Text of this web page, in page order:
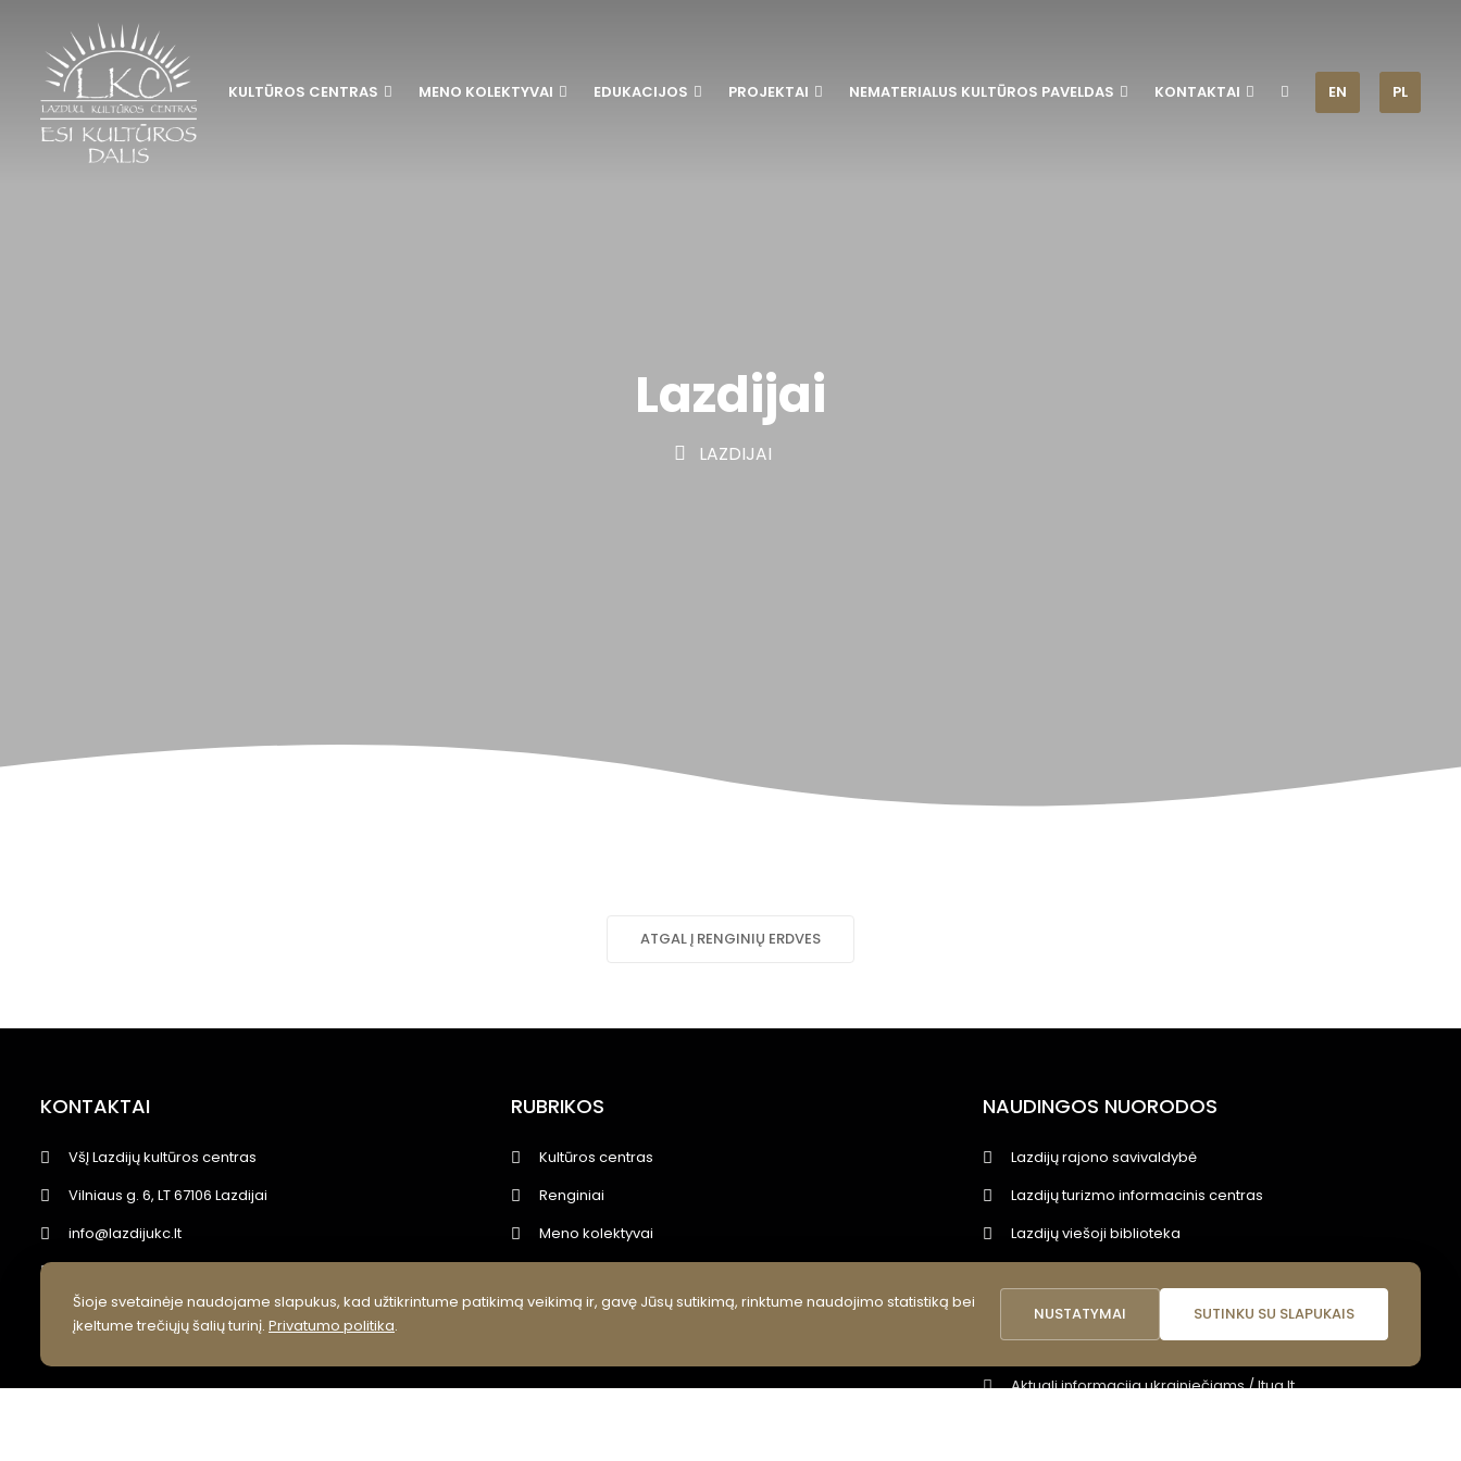
KULTŪROS CENTRAS MENO KOLEKTYVAI EDUKACIJOS PROJEKTAI NEMATERIALUS KULTŪROS PAVELDAS KONTAKTAI EN PL
Lazdijai
LAZDIJAI
ATGAL Į RENGINIŲ ERDVES
KONTAKTAI
VšĮ Lazdijų kultūros centras
Vilniaus g. 6, LT 67106 Lazdijai
info@lazdijukc.lt
Facebook
RUBRIKOS
Kultūros centras
Renginiai
Meno kolektyvai
Projektai
NAUDINGOS NUORODOS
Lazdijų rajono savivaldybė
Lazdijų turizmo informacinis centras
Lazdijų viešoji biblioteka
LR Kultūros ministerija
Aktuali informacija ukrainiečiams / ltua.lt
Šioje svetainėje naudojame slapukus, kad užtikrintume patikimą veikimą ir, gavę Jūsų sutikimą, rinktume naudojimo statistiką bei
įkeltume trečiųjų šalių turinį. Privatumo politika.
NUSTATYMAI SUTINKU SU SLAPUKAIS